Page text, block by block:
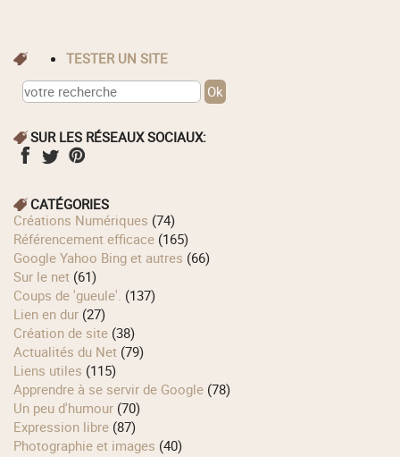
TESTER UN SITE
SUR LES RÉSEAUX SOCIAUX:
CATÉGORIES
Créations Numériques (74)
Référencement efficace (165)
Google Yahoo Bing et autres (66)
Sur le net (61)
Coups de 'gueule'. (137)
Lien en dur (27)
Création de site (38)
Actualités du Net (79)
Liens utiles (115)
Apprendre à se servir de Google (78)
Un peu d'humour (70)
Expression libre (87)
Photographie et images (40)